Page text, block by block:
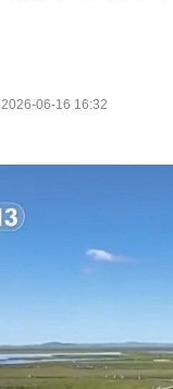
2026-06-16 16:32